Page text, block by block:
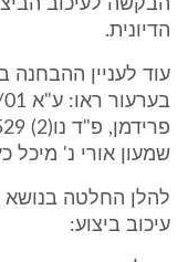
הבקשה לעיכוב
הדיונית.
עוד לעניין ההבחנה
שמעון אורי נ' מיכל כץ (לא
להלן החלטה בנושא
עיכוב ביצוע: